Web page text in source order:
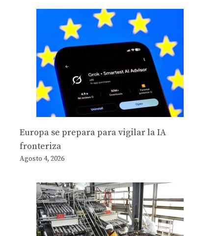
Europa se prepara para vigilar la IA
fronteriza
Agosto 4, 2026